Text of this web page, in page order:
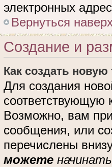
электронных
Вернуться
Создание и
Как создать новую
Для создания
соответствующую
Возможно, вам
сообщения, или
перечислены
можете